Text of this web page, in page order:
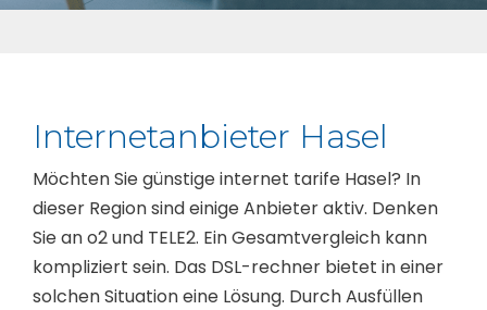
Internetanbieter Hasel
Möchten Sie günstige internet tarife Hasel? In
dieser Region sind einige Anbieter aktiv. Denken
Sie an o2 und TELE2. Ein Gesamtvergleich kann
kompliziert sein. Das DSL-rechner bietet in einer
solchen Situation eine Lösung. Durch Ausfüllen